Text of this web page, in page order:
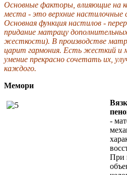
Основные факторы, влияющие на
места - это верхние настилочные
Основная функция настилов -
придание матрацу
жесткости). В производстве
царит гармония. Есть жесткий и
умение прекрасно сочетать их,
каждого.
Мемори
-
При